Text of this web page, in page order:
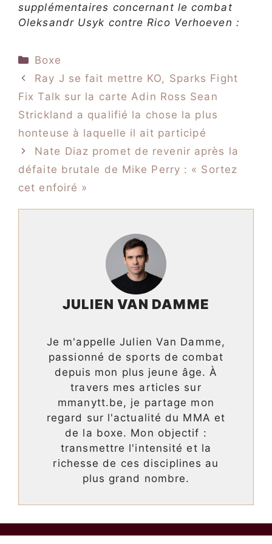
supplémentaires concernant le combat
Oleksandr Usyk contre Rico Verhoeven :
Catégories
Boxe
Ray J se fait mettre KO, Sparks Fight
Fix Talk sur la carte Adin Ross Sean
Strickland a qualifié la chose la plus
honteuse à laquelle il ait participé
Nate Diaz promet de revenir après la
défaite brutale de Mike Perry : « Sortez
cet enfoiré »
JULIEN VAN DAMME
Je m'appelle Julien Van Damme,
passionné de sports de combat
depuis mon plus jeune âge. À
travers mes articles sur
mmanytt.be, je partage mon
regard sur l'actualité du MMA et
de la boxe. Mon objectif :
transmettre l'intensité et la
richesse de ces disciplines au
plus grand nombre.